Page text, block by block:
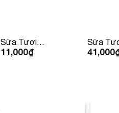
Sữa Tươi
Dalatmilk 180ml
11,000₫
Sữa
41,000